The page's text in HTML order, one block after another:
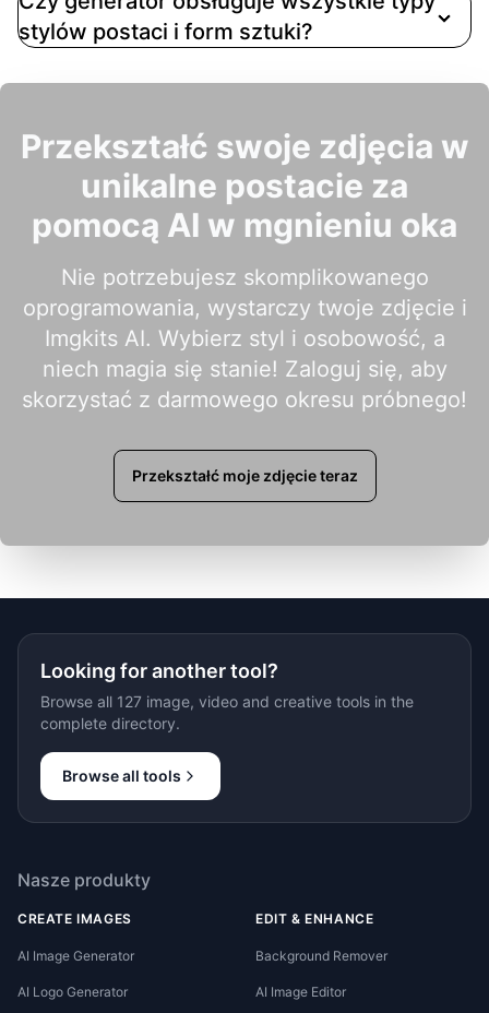
stylów postaci i form sztuki?
Przekształć swoje zdjęcia w
unikalne postacie za
pomocą AI w mgnieniu oka
Nie potrzebujesz skomplikowanego
oprogramowania, wystarczy twoje zdjęcie i
Imgkits AI. Wybierz styl i osobowość, a
niech magia się stanie! Zaloguj się, aby
skorzystać z darmowego okresu próbnego!
Przekształć moje zdjęcie teraz
Looking for another tool?
Browse all 127 image, video and creative tools in the
complete directory.
Browse all tools
Nasze produkty
CREATE IMAGES
AI Image Generator
AI Logo Generator
EDIT & ENHANCE
Background Remover
AI Image Editor